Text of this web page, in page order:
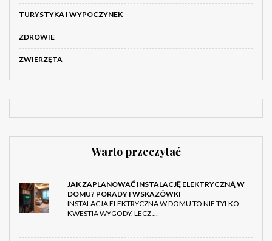
TURYSTYKA I WYPOCZYNEK
ZDROWIE
ZWIERZĘTA
Warto przeczytać
JAK ZAPLANOWAĆ INSTALACJĘ ELEKTRYCZNĄ W
DOMU? PORADY I WSKAZÓWKI
INSTALACJA ELEKTRYCZNA W DOMU TO NIE TYLKO
KWESTIA WYGODY, LECZ …